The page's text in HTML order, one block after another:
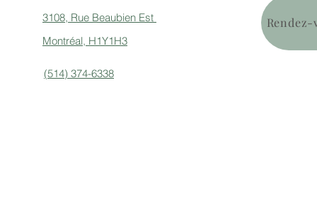
(514) 374-6338
3108, Rue Beaubien Est
Montréal, H1Y1H3